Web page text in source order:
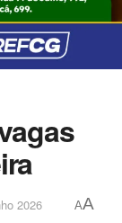
2026 AA